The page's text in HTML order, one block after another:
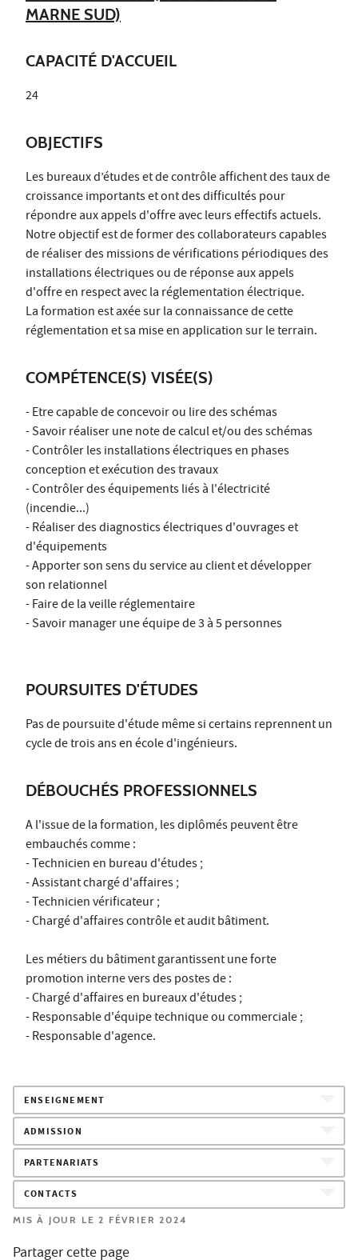
MARNE SUD)
CAPACITÉ D'ACCUEIL
24
OBJECTIFS
Les bureaux d’études et de contrôle affichent des taux de
croissance importants et ont des difficultés pour
répondre aux appels d'offre avec leurs effectifs actuels.
Notre objectif est de former des collaborateurs capables
de réaliser des missions de vérifications périodiques des
installations électriques ou de réponse aux appels
d'offre en respect avec la réglementation électrique.
La formation est axée sur la connaissance de cette
réglementation et sa mise en application sur le terrain.
COMPÉTENCE(S) VISÉE(S)
- Etre capable de concevoir ou lire des schémas
- Savoir réaliser une note de calcul et/ou des schémas
- Contrôler les installations électriques en phases
conception et exécution des travaux
- Contrôler des équipements liés à l'électricité
(incendie...)
- Réaliser des diagnostics électriques d'ouvrages et
d'équipements
- Apporter son sens du service au client et développer
son relationnel
- Faire de la veille réglementaire
- Savoir manager une équipe de 3 à 5 personnes
POURSUITES D'ÉTUDES
Pas de poursuite d'étude même si certains reprennent un
cycle de trois ans en école d'ingénieurs.
DÉBOUCHÉS PROFESSIONNELS
A l'issue de la formation, les diplômés peuvent être
embauchés comme :
- Technicien en bureau d'études ;
- Assistant chargé d'affaires ;
- Technicien vérificateur ;
- Chargé d'affaires contrôle et audit bâtiment.
Les métiers du bâtiment garantissent une forte
promotion interne vers des postes de :
- Chargé d'affaires en bureaux d'études ;
- Responsable d'équipe technique ou commerciale ;
- Responsable d'agence.
ENSEIGNEMENT
ADMISSION
PARTENARIATS
CONTACTS
MIS À JOUR LE 2 FÉVRIER 2024
Partager cette page